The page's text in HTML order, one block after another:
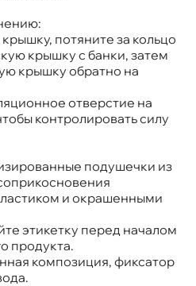
потяните за кольцо
крышку с банки, затем
крышку обратно на
отверстие на
контролировать силу
подушечки из
и окрашенными
этикетку перед началом
продукта.
композиция, фиксатор